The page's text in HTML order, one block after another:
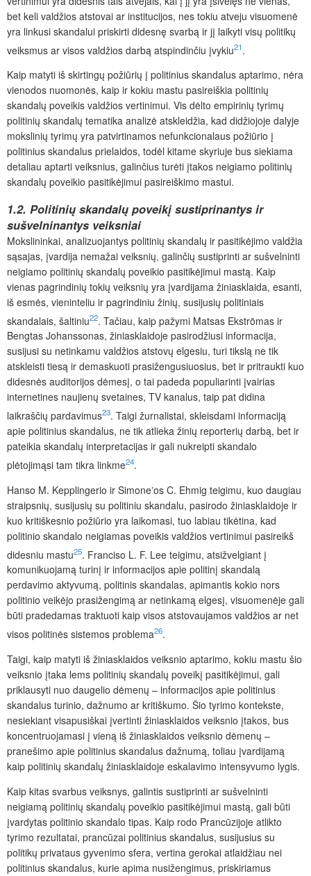
bet keli valdžios atstovai ar institucijos, nes tokiu atveju visuomenė
yra linkusi skandalui priskirti didesnę svarbą ir jį laikyti visų politikų
veiksmus ar visos valdžios darbą atspindinčiu įvykiu21.
Kaip matyti iš skirtingų požiūrių į politinius skandalus aptarimo, nėra
vienodos nuomonės, kaip ir kokiu mastu pasireiškia politinių
skandalų poveikis valdžios vertinimui. Vis dėlto empirinių tyrimų
politinių skandalų tematika analizė atskleidžia, kad didžiojoje dalyje
mokslinių tyrimų yra patvirtinamos nefunkcionalaus požiūrio į
politinius skandalus prielaidos, todėl kitame skyriuje bus siekiama
detaliau aptarti veiksnius, galinčius turėti įtakos neigiamo politinių
skandalų poveikio pasitikėjimui pasireiškimo mastui.
1.2. Politinių skandalų poveikį sustiprinantys ir
sušvelninantys veiksniai
Mokslininkai, analizuojantys politinių skandalų ir pasitikėjimo valdžia
sąsajas, įvardija nemažai veiksnių, galinčių sustiprinti ar sušvelninti
neigiamo politinių skandalų poveikio pasitikėjimui mastą. Kaip
vienas pagrindinių tokių veiksnių yra įvardijama žiniasklaida, esanti,
iš esmės, vieninteliu ir pagrindiniu žinių, susijusių politiniais
skandalais, šaltiniu22. Tačiau, kaip pažymi Matsas Ekströmas ir
Bengtas Johanssonas, žiniasklaidoje pasirodžiusi informacija,
susijusi su netinkamu valdžios atstovų elgesiu, turi tikslą ne tik
atskleisti tiesą ir demaskuoti prasižengusiuosius, bet ir pritraukti kuo
didesnės auditorijos dėmesį, o tai padeda populiarinti įvairias
internetines naujienų svetaines, TV kanalus, taip pat didina
laikraščių pardavimus23. Taigi žurnalistai, skleisdami informaciją
apie politinius skandalus, ne tik atlieka žinių reporterių darbą, bet ir
pateikia skandalų interpretacijas ir gali nukreipti skandalo
plėtojimąsi tam tikra linkme24.
Hanso M. Kepplingerio ir Simoneʼos C. Ehmig teigimu, kuo daugiau
straipsnių, susijusių su politiniu skandalu, pasirodo žiniasklaidoje ir
kuo kritiškesnio požiūrio yra laikomasi, tuo labiau tikėtina, kad
politinio skandalo neigiamas poveikis valdžios vertinimui pasireikš
didesniu mastu25. Franciso L. F. Lee teigimu, atsižvelgiant į
komunikuojamą turinį ir informacijos apie politinį skandalą
perdavimo aktyvumą, politinis skandalas, apimantis kokio nors
politinio veikėjo prasižengimą ar netinkamą elgesį, visuomenėje gali
būti pradedamas traktuoti kaip visos atstovaujamos valdžios ar net
visos politinės sistemos problema26.
Taigi, kaip matyti iš žiniasklaidos veiksnio aptarimo, kokiu mastu šio
veiksnio įtaka lems politinių skandalų poveikį pasitikėjimui, gali
priklausyti nuo daugelio dėmenų – informacijos apie politinius
skandalus turinio, dažnumo ar kritiškumo. Šio tyrimo kontekste,
nesiekiant visapusiškai įvertinti žiniasklaidos veiksnio įtakos, bus
koncentruojamasi į vieną iš žiniasklaidos veiksnio dėmenų –
pranešimo apie politinius skandalus dažnumą, toliau įvardijamą
kaip politinių skandalų žiniasklaidoje eskalavimo intensyvumo lygis.
Kaip kitas svarbus veiksnys, galintis sustiprinti ar sušvelninti
neigiamą politinių skandalų poveikio pasitikėjimui mastą, gali būti
įvardytas politinio skandalo tipas. Kaip rodo Prancūzijoje atlikto
tyrimo rezultatai, prancūzai politinius skandalus, susijusius su
politikų privataus gyvenimo sfera, vertina gerokai atlaidžiau nei
politinius skandalus, kurie apima nusižengimus, priskiriamus